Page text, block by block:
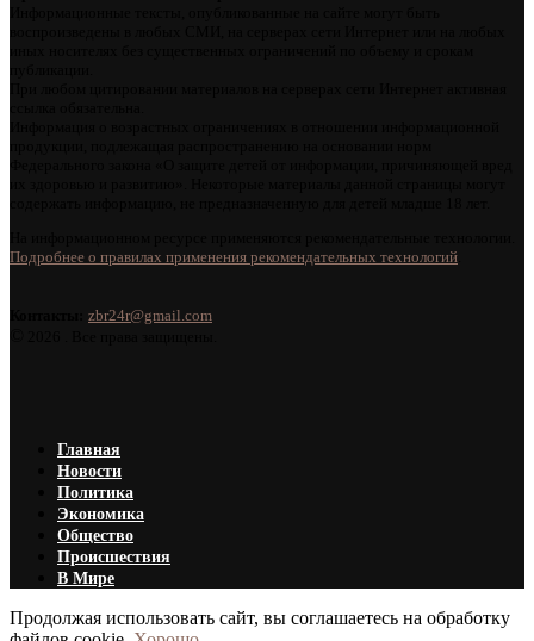
Подробнее о правилах применения рекомендательных технологий
zbr24r@gmail.com
Главная
Новости
Политика
Экономика
Общество
Происшествия
В Мире
Продолжая использовать сайт, вы соглашаетесь на обработку